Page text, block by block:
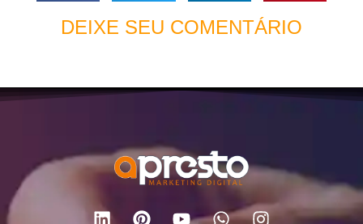
DEIXE SEU COMENTÁRIO